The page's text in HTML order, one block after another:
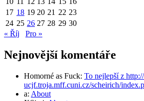
17 18 19 20 21 22 23
24 25 26 27 28 29 30
« Říj
Pro »
Nejnovější komentáře
Homorné as Fuck: To nejlepší z
ucjf.troja.mff.cuni.cz/scheirich/
a: About